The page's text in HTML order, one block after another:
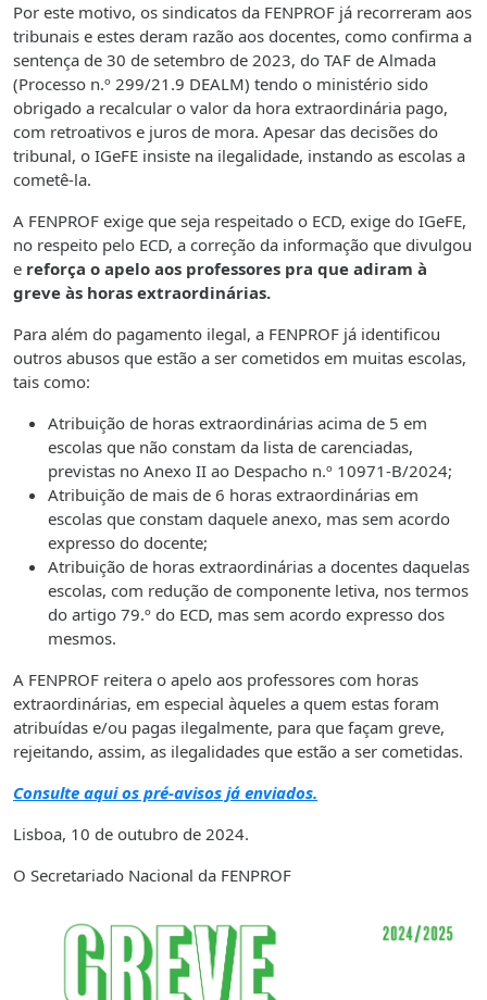
Por este motivo, os sindicatos da FENPROF já recorreram aos
tribunais e estes deram razão aos docentes, como confirma a
sentença de 30 de setembro de 2023, do TAF de Almada
(Processo n.º 299/21.9 DEALM) tendo o ministério sido
obrigado a recalcular o valor da hora extraordinária pago,
com retroativos e juros de mora. Apesar das decisões do
tribunal, o IGeFE insiste na ilegalidade, instando as escolas a
cometê-la.
A FENPROF exige que seja respeitado o ECD, exige do IGeFE,
no respeito pelo ECD, a correção da informação que divulgou
e reforça o apelo aos professores pra que adiram à
greve às horas extraordinárias.
Para além do pagamento ilegal, a FENPROF já identificou
outros abusos que estão a ser cometidos em muitas escolas,
tais como:
Atribuição de horas extraordinárias acima de 5 em
escolas que não constam da lista de carenciadas,
previstas no Anexo II ao Despacho n.º 10971-B/2024;
Atribuição de mais de 6 horas extraordinárias em
escolas que constam daquele anexo, mas sem acordo
expresso do docente;
Atribuição de horas extraordinárias a docentes daquelas
escolas, com redução de componente letiva, nos termos
do artigo 79.º do ECD, mas sem acordo expresso dos
mesmos.
A FENPROF reitera o apelo aos professores com horas
extraordinárias, em especial àqueles a quem estas foram
atribuídas e/ou pagas ilegalmente, para que façam greve,
rejeitando, assim, as ilegalidades que estão a ser cometidas.
Consulte aqui os pré-avisos já enviados.
Lisboa, 10 de outubro de 2024.
O Secretariado Nacional da FENPROF